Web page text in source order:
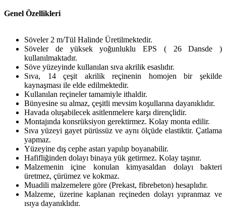
Genel Özellikleri
Söveler 2 m/Tül Halinde Üretilmektedir.
Söveler de yüksek yoğunluklu EPS ( 26 Dansde )
kullanılmaktadır.
Söve yüzeyinde kullanılan sıva akrilik esaslıdır.
Sıva, 14 çeşit akrilik reçinenin homojen bir şekilde
kaynaşması ile elde edilmektedir.
Kullanılan reçineler tamamiyle ithaldir.
Bünyesine su almaz, çeşitli mevsim koşullarına dayanıklıdır.
Havada oluşabilecek asitlenmelere karşı dirençlidir.
Montajında konsrüksiyon gerektirmez. Kolay monta edilir.
Sıva yüzeyi gayet pürüssüz ve aynı ölçüde elastiktir. Çatlama
yapmaz.
Yüzeyine dış cephe astarı yapılıp boyanabilir.
Hafifliğinden dolayı binaya yük getirmez. Kolay taşınır.
Malzemenin içine konulan kimyasaldan dolayı bakteri
üretmez, çürümez ve kokmaz.
Muadili malzemelere göre (Prekast, fibrebeton) hesaplıdır.
Malzeme, üzerine kaplanan reçineden dolayı yıpranmaz ve
ısıya dayanıklıdır.